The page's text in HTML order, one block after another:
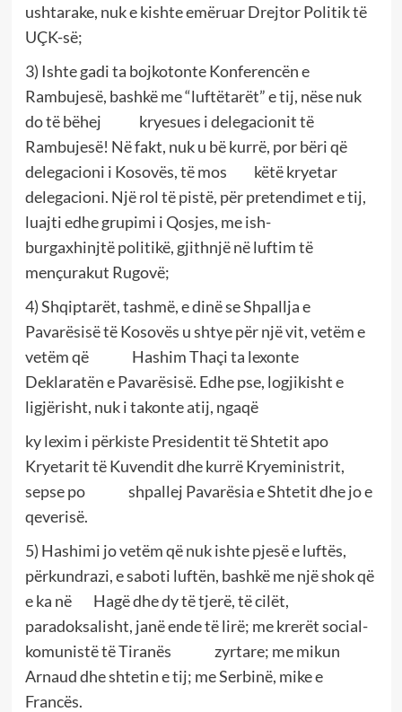
ushtarake, nuk e kishte emëruar Drejtor Politik të
UÇK-së;
3) Ishte gadi ta bojkotonte Konferencën e
Rambujesë, bashkë me “luftëtarët” e tij, nëse nuk
do të bëhej kryesues i delegacionit të
Rambujesë! Në fakt, nuk u bë kurrë, por bëri që
delegacioni i Kosovës, të mos këtë kryetar
delegacioni. Një rol të pistë, për pretendimet e tij,
luajti edhe grupimi i Qosjes, me ish-
burgaxhinjtë politikë, gjithnjë në luftim të
mençurakut Rugovë;
4) Shqiptarët, tashmë, e dinë se Shpallja e
Pavarësisë të Kosovës u shtye për një vit, vetëm e
vetëm që Hashim Thaçi ta lexonte
Deklaratën e Pavarësisë. Edhe pse, logjikisht e
ligjërisht, nuk i takonte atij, ngaqë
ky lexim i përkiste Presidentit të Shtetit apo
Kryetarit të Kuvendit dhe kurrë Kryeministrit,
sepse po shpallej Pavarësia e Shtetit dhe jo e
qeverisë.
5) Hashimi jo vetëm që nuk ishte pjesë e luftës,
përkundrazi, e saboti luftën, bashkë me një shok që
e ka në Hagë dhe dy të tjerë, të cilët,
paradoksalisht, janë ende të lirë; me krerët social-
komunistë të Tiranës zyrtare; me mikun
Arnaud dhe shtetin e tij; me Serbinë, mike e
Francës.